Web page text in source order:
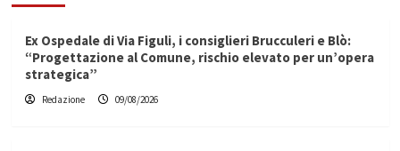
Ex Ospedale di Via Figuli, i consiglieri Brucculeri e Blò:
“Progettazione al Comune, rischio elevato per un’opera
strategica”
Redazione 09/08/2026